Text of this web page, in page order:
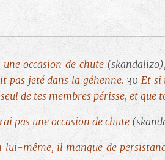
occasion de chute(skandalizo)
pas jeté dans la géhenne. 30Et si
de tes membres périsse, et que
pas une occasion de chute
lui-même, il manque de